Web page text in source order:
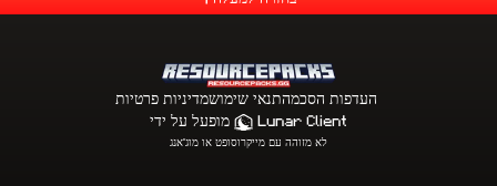
מדיניות פרטיותתנאי שימושהעדפות הסכמה
Lunar Client
לא מזוהה עם מייקרוסופט או מוג'אנג